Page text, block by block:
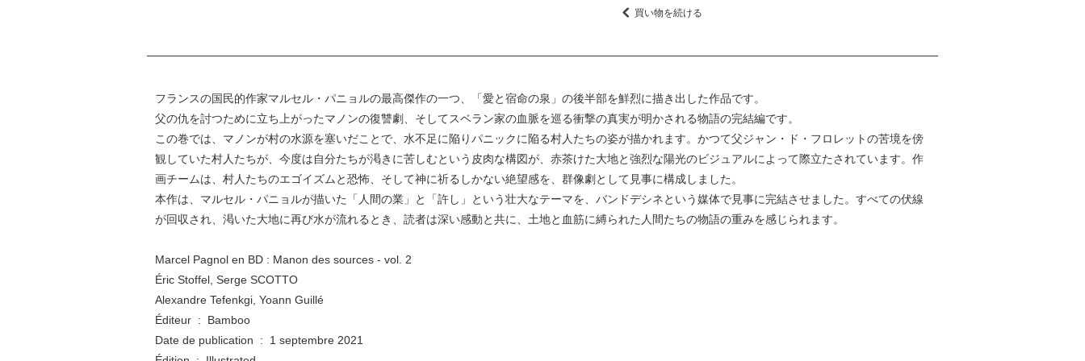
買い物を続ける
フランスの国民的作家マルセル・パニョルの最高傑作の一つ、「愛と宿命の泉」の後半部を鮮烈に描き出した作品です。
父の仇を討つために立ち上がったマノンの復讐劇、そしてスベラン家の血脈を巡る衝撃の真実が明かされる物語の完結編です。
この巻では、マノンが村の水源を塞いだことで、水不足に陥りパニックに陥る村人たちの姿が描かれます。かつて父ジャン・ド・フロレットの苦境を傍
観していた村人たちが、今度は自分たちが渇きに苦しむという皮肉な構図が、赤茶けた大地と強烈な陽光のビジュアルによって際立たされています。作
画チームは、村人たちのエゴイズムと恐怖、そして神に祈るしかない絶望感を、群像劇として見事に構成しました。
本作は、マルセル・パニョルが描いた「人間の業」と「許し」という壮大なテーマを、バンドデシネという媒体で見事に完結させました。すべての伏線
が回収され、渇いた大地に再び水が流れるとき、読者は深い感動と共に、土地と血筋に縛られた人間たちの物語の重みを感じられます。
Marcel Pagnol en BD : Manon des sources - vol. 2
Éric Stoffel, Serge SCOTTO
Alexandre Tefenkgi, Yoann Guillé
Éditeur ‏ : ‎ Bamboo
Date de publication ‏ : ‎ 1 septembre 2021